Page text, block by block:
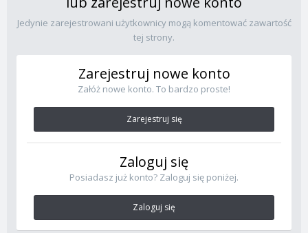
Jedynie zarejestrowani użytkownicy mogą komentować zawartość
tej strony.
Zarejestruj nowe konto
Załóż nowe konto. To bardzo proste!
Zarejestruj się
Zaloguj się
Posiadasz już konto? Zaloguj się poniżej.
Zaloguj się